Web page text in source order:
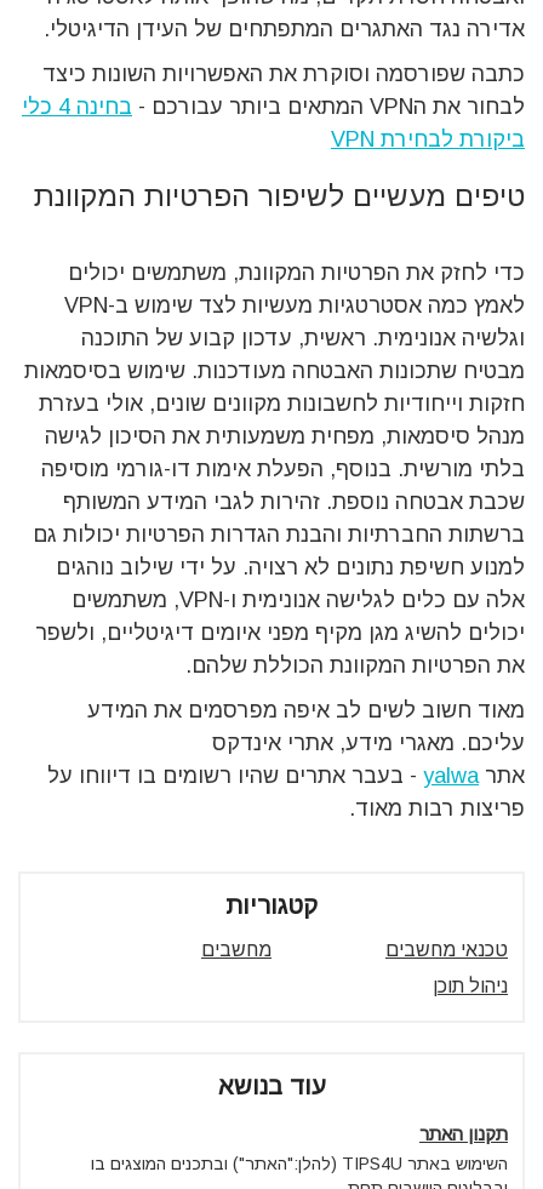
אדירה נגד האתגרים המתפתחים של העידן הדיגיטלי.
כתבה שפורסמה וסוקרת את האפשרויות השונות כיצד
לבחור את הVPN המתאים ביותר עבורכם -
בחינה 4 כלי
ביקורת לבחירת VPN
טיפים מעשיים לשיפור הפרטיות המקוונת
כדי לחזק את הפרטיות המקוונת, משתמשים יכולים
לאמץ כמה אסטרטגיות מעשיות לצד שימוש ב-VPN
וגלשיה אנונימית. ראשית, עדכון קבוע של התוכנה
מבטיח שתכונות האבטחה מעודכנות. שימוש בסיסמאות
חזקות וייחודיות לחשבונות מקוונים שונים, אולי בעזרת
מנהל סיסמאות, מפחית משמעותית את הסיכון לגישה
בלתי מורשית. בנוסף, הפעלת אימות דו-גורמי מוסיפה
שכבת אבטחה נוספת. זהירות לגבי המידע המשותף
ברשתות החברתיות והבנת הגדרות הפרטיות יכולות גם
למנוע חשיפת נתונים לא רצויה. על ידי שילוב נוהגים
אלה עם כלים לגלישה אנונימית ו-VPN, משתמשים
יכולים להשיג מגן מקיף מפני איומים דיגיטליים, ולשפר
את הפרטיות המקוונת הכוללת שלהם.
מאוד חשוב לשים לב איפה מפרסמים את המידע
עליכם. מאגרי מידע, אתרי אינדקס
אתרyalwa - בעבר אתרים שהיו רשומים בו דיווחו על
פריצות רבות מאוד.
קטגוריות
טכנאי מחשבים
מחשבים
ניהול תוכן
עוד בנושא
תקנון האתר
השימוש באתר TIPS4U (להלן:"האתר") ובתכנים המוצגים בו